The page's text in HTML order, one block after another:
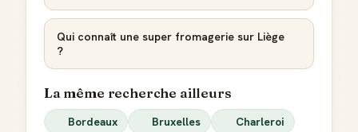
Qui connaît une super fromagerie sur Liège
?
La même recherche ailleurs
Bordeaux Bruxelles
Charleroi